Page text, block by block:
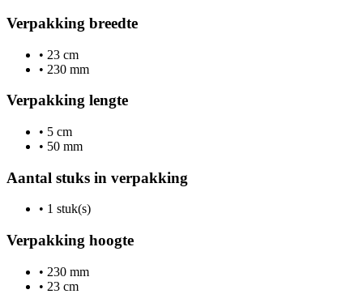
Verpakking breedte
• 23 cm
• 230 mm
Verpakking lengte
• 5 cm
• 50 mm
Aantal stuks in verpakking
• 1 stuk(s)
Verpakking hoogte
• 230 mm
• 23 cm